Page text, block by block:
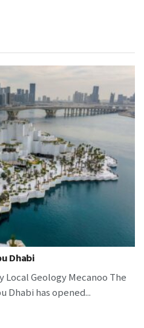
Dhabi
Local Geology Mecanoo The
Dhabi has opened...